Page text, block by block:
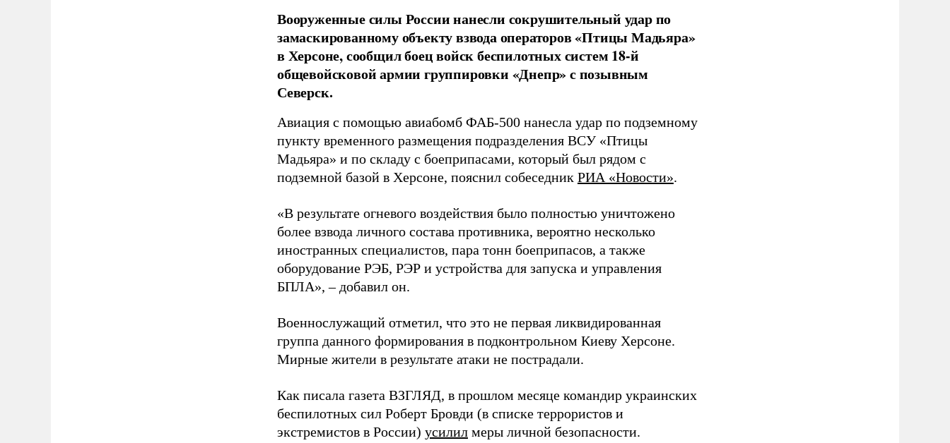
Вооруженные силы России нанесли сокрушительный удар по
замаскированному объекту взвода операторов «Птицы Мадьяра»
в Херсоне, сообщил боец войск беспилотных систем 18-й
общевойсковой армии группировки «Днепр» с позывным
Северск.
Авиация с помощью авиабомб ФАБ-500 нанесла удар по подземному
пункту временного размещения подразделения ВСУ «Птицы
Мадьяра» и по складу с боеприпасами, который был рядом с
подземной базой в Херсоне, пояснил собеседник РИА «Новости».
«В результате огневого воздействия было полностью уничтожено
более взвода личного состава противника, вероятно несколько
иностранных специалистов, пара тонн боеприпасов, а также
оборудование РЭБ, РЭР и устройства для запуска и управления
БПЛА», – добавил он.
Военнослужащий отметил, что это не первая ликвидированная
группа данного формирования в подконтрольном Киеву Херсоне.
Мирные жители в результате атаки не пострадали.
Как писала газета ВЗГЛЯД, в прошлом месяце командир украинских
беспилотных сил Роберт Бровди (в списке террористов и
экстремистов в России) усилил меры личной безопасности.